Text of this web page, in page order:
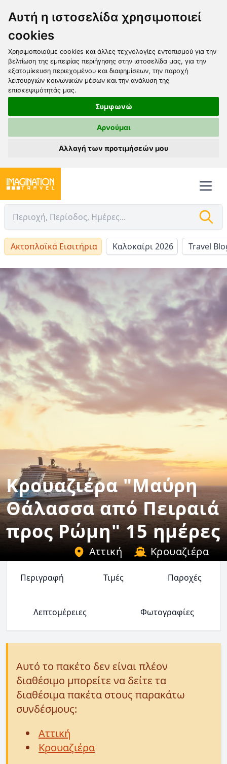
Αυτή η ιστοσελίδα χρησιμοποιεί
cookies
Χρησιμοποιούμε cookies και άλλες τεχνολογίες εντοπισμού για την
βελτίωση της εμπειρίας περιήγησης στην ιστοσελίδα μας, για την
εξατομίκευση περιεχομένου και διαφημίσεων, την παροχή
λειτουργιών κοινωνικών μέσων και την ανάλυση της
επισκεψιμότητάς μας.
Συμφωνώ
Αρνούμαι
Αλλαγή των προτιμήσεών μου
Ακτοπλοϊκά Εισιτήρια Καλοκαίρι 2026 Travel
Κρουαζιέρα "Μαύρη
Θάλασσα από Πειραιά
προς Ρώμη" 15 ημέρες
Αττική Κρουαζιέρα
Περιγραφή Τιμές Παροχές
Λεπτομέρειες Φωτογραφίες
Αυτό το πακέτο δεν είναι πλέον
διαθέσιμο μπορείτε να δείτε τα
διαθέσιμα πακέτα στους παρακάτω
συνδέσμους:
Αττική
Κρουαζιέρα